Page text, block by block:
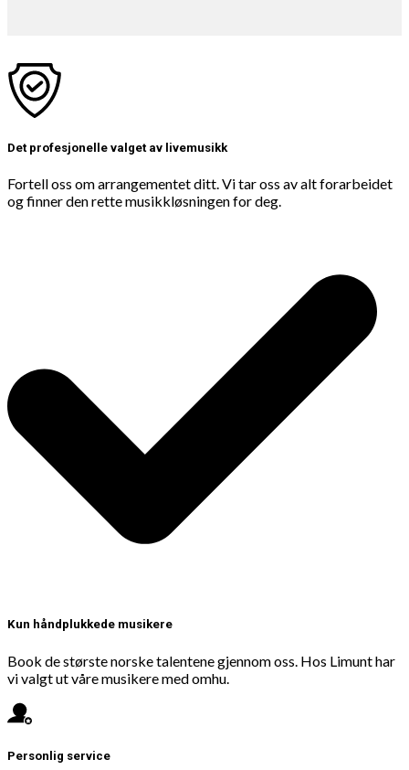
Det profesjonelle valget av livemusikk
Fortell oss om arrangementet ditt. Vi tar oss av alt forarbeidet
og finner den rette musikkløsningen for deg.
Kun håndplukkede musikere
Book de største norske talentene gjennom oss. Hos Limunt har
vi valgt ut våre musikere med omhu.
Personlig service